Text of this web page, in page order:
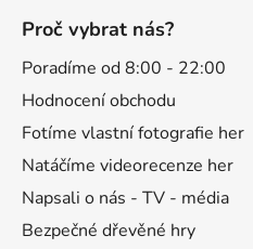
Proč vybrat nás?
Poradíme od 8:00 - 22:00
Hodnocení obchodu
Fotíme vlastní fotografie her
Natáčíme videorecenze her
Napsali o nás - TV - média
Bezpečné dřevěné hry